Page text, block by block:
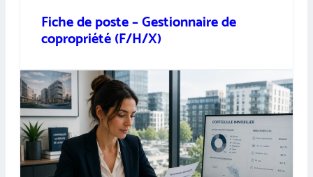
Fiche de poste – Gestionnaire de
copropriété (F/H/X)